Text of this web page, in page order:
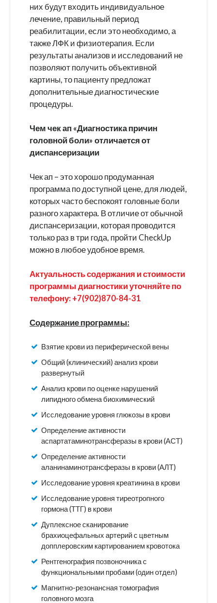
них будут входить индивидуальное
лечение, правильный период
реабилитации, если это необходимо, а
также ЛФК и физиотерапия. Если
результаты анализов и исследований не
позволяют получить объективной
картины, то пациенту предложат
дополнительные диагностические
процедуры.
Чем чек ап «Диагностика причин
головной боли» отличается от
диспансеризации
Чек ап – это хорошо продуманная
программа по доступной цене, для людей,
которых часто беспокоят головные боли
разного характера. В отличие от обычной
диспансеризации, которая проводится
только раз в три года, пройти CheckUp
можно в любое удобное время.
Актуальность содержания и стоимости
программы диагностики уточняйте по
телефону: +7(902)870-84-31
Содержание программы:
Взятие крови из периферической вены
Общий (клинический) анализ крови
развернутый
Анализ крови по оценке нарушений
липидного обмена биохимический
Исследование уровня глюкозы в крови
Определение активности
аспартатаминотрансферазы в крови (АСТ)
Определение активности
аланинаминотрансферазы в крови (АЛТ)
Исследование уровня креатинина в крови
Исследование уровня тиреотропного
гормона (ТТГ) в крови
Дуплексное сканирование
брахиоцефальных артерий с цветным
допплеровским картированием кровотока
Рентгенография позвоночника с
функциональными пробами (один отдел)
Магнитно-резонансная томография
головного мозга